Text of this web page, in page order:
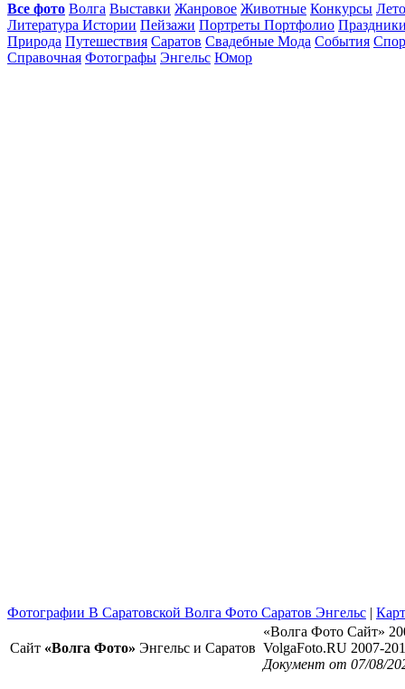
Все фото Волга Выставки Жанровое Животные Конкурсы
Литература Истории Пейзажи Портреты Портфолио
Природа Путешествия Саратов Свадебные Мода События
Справочная Фотографы Энгельс Юмор
Фотографии В Саратовской Волга Фото Саратов Энгельс |
Сайт «Волга Фото» Энгельс и Саратов
«Волга Фото Сайт»
VolgaFoto.RU 2007-
Документ от 07/08/